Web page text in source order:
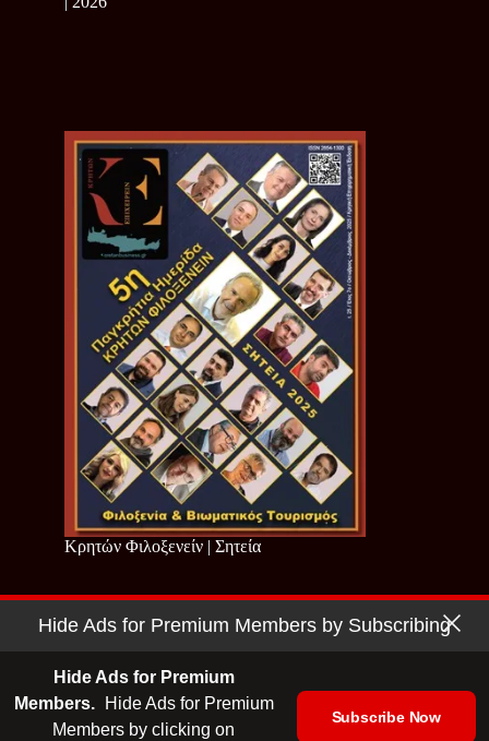
Κρητών Φιλοξενείν | Σητεία
Copyright © 2026 - Cretan Business | Κρητών Επιχειρείν
Hide Ads for Premium Members by Subscribing
Hide Ads for Premium
Members.
Hide Ads for Premium
Members by clicking on
Subscribe Now